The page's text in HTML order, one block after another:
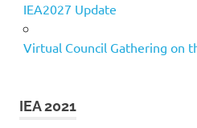
IEA2027 Update
Virtual Council Gathering on
IEA 2021